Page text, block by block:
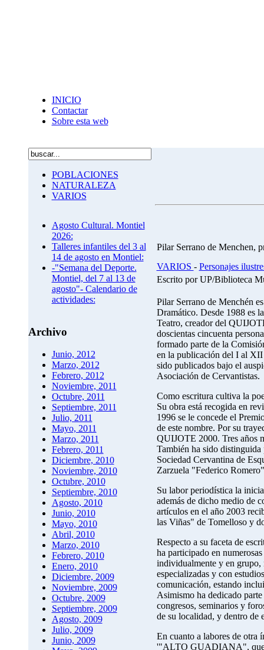
INICIO
Contactar
Sobre esta web
POBLACIONES
NATURALEZA
VARIOS
Agosto Cultural. Montiel
2026:
Talleres infantiles del 3 al
14 de agosto en Montiel:
-"Semana del Deporte.
Montiel, del 7 al 13 de
agosto"- Calendario de
actividades:
Archivo
Junio, 2012
Marzo, 2012
Febrero, 2012
Noviembre, 2011
Octubre, 2011
Septiembre, 2011
Julio, 2011
Mayo, 2011
Marzo, 2011
Febrero, 2011
Diciembre, 2010
Noviembre, 2010
Octubre, 2010
Septiembre, 2010
Agosto, 2010
Junio, 2010
Mayo, 2010
Abril, 2010
Marzo, 2010
Febrero, 2010
Enero, 2010
Diciembre, 2009
Noviembre, 2009
Octubre, 2009
Septiembre, 2009
Agosto, 2009
Julio, 2009
Junio, 2009
Pilar Serrano de Menchen,
VARIOS - Personajes
Escrito por UP/Biblioteca
Pilar Serrano de Menchén
Dramático. Desde 1988 es
Teatro, creador del
doscientas cincuenta
formado parte de la
en la publicación del I al
sido publicados bajo el
Asociación de Cervantistas.
Como escritura cultiva la
Su obra está recogida en
1996 se le concede el
de este nombre. Por su
QUIJOTE 2000. Tres años
También ha sido
Sociedad Cervantina de
Zarzuela "Federico
Su labor periodística la
además de dicho medio de
artículos en el año 2003
las Viñas" de Tomelloso y
Respecto a su faceta de
ha participado en
individualmente y en grupo,
especializadas y con
comunicación, estando
Asimismo ha dedicado
congresos, seminarios y
de su localidad, y dentro de
En cuanto a labores de otra
'"ALTO GUADIANA", que